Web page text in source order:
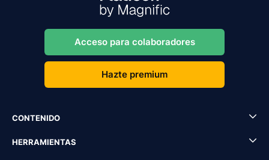
Acceso para colaboradores
Hazte premium
CONTENIDO
HERRAMIENTAS